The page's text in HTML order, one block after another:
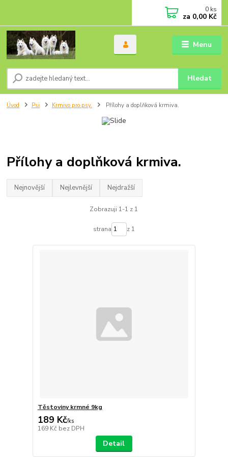
Menu
Hledat
0 ks
za 0,00 Kč
Úvod Psi Krmivo pro psy. Přílohy a doplňková krmiva.
Přílohy a doplňková krmiva.
Nejnovější Nejlevnější Nejdražší
Zobrazuji 1-1 z 1
strana z 1
Těstoviny krmné 9kg
189 Kč/ks
169 Kč bez DPH
Detail